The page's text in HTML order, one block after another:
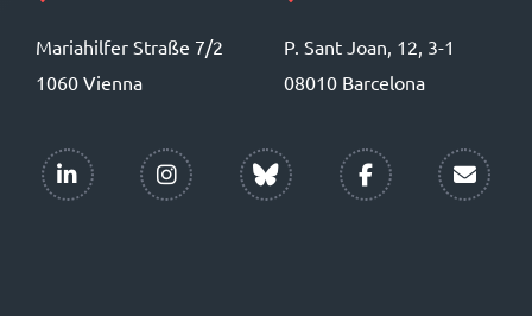
Mariahilfer Straße 7/2
1060 Vienna
P. Sant Joan, 12, 3-1
08010 Barcelona